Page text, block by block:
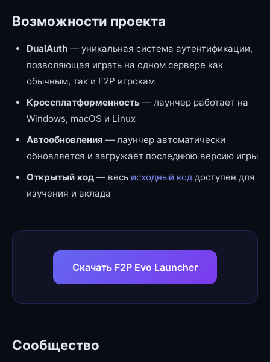
Возможности проекта
DualAuth — уникальная система аутентификации,
позволяющая играть на одном сервере как
обычным, так и F2P игрокам
Кроссплатформенность — лаунчер работает на
Windows, macOS и Linux
Автообновления — лаунчер автоматически
обновляется и загружает последнюю версию игры
Открытый код — весь исходный код доступен для
изучения и вклада
Скачать F2P Evo Launcher
Сообщество